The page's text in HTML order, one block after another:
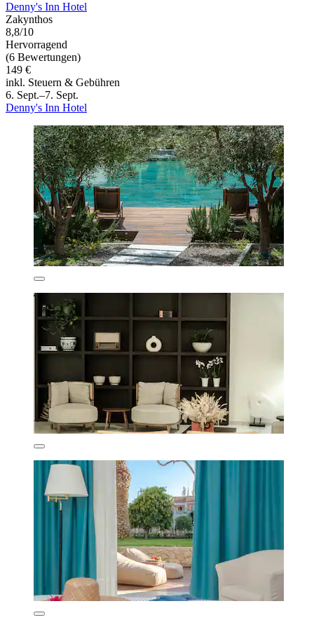
Denny's Inn Hotel
Zakynthos
8,8/10
Hervorragend
(6 Bewertungen)
149 €
inkl. Steuern & Gebühren
6. Sept.–7. Sept.
Denny's Inn Hotel